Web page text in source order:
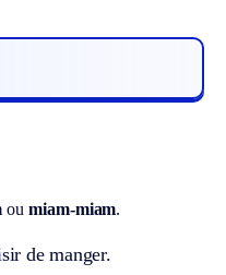
oumiam-miam.
de manger.